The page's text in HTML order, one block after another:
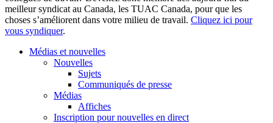
meilleur syndicat au Canada, les TUAC Canada, pour que les
choses s’améliorent dans votre milieu de travail. Cliquez ici pour
vous syndiquer.
Médias et nouvelles
Nouvelles
Sujets
Communiqués de presse
Médias
Affiches
Inscription pour nouvelles en direct